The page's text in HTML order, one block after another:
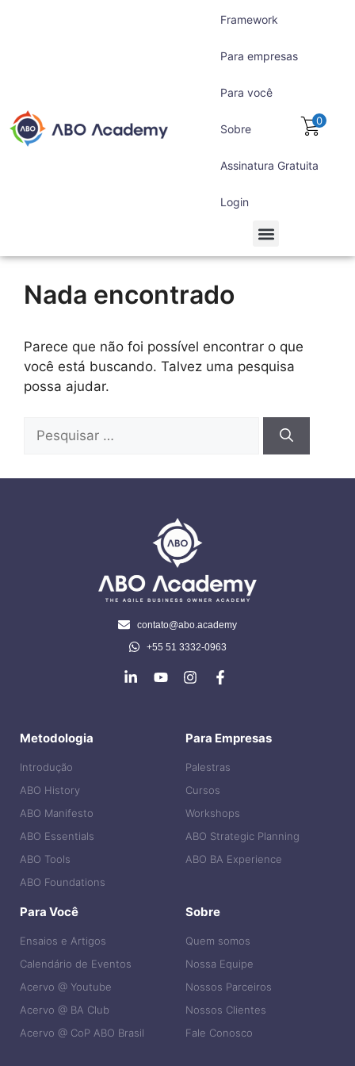
Framework
Para empresas
Para você
Sobre
Assinatura Gratuita
Login
0
Nada encontrado
Parece que não foi possível encontrar o que
você está buscando. Talvez uma pesquisa
possa ajudar.
contato@abo.academy
+55 51 3332-0963
Metodologia
Introdução
ABO History
ABO Manifesto
ABO Essentials
ABO Tools
ABO Foundations
Para Empresas
Palestras
Cursos
Workshops
ABO Strategic Planning
ABO BA Experience
Para Você
Ensaios e Artigos
Calendário de Eventos
Acervo @ Youtube
Acervo @ BA Club
Acervo @ CoP ABO Brasil
Sobre
Quem somos
Nossa Equipe
Nossos Parceiros
Nossos Clientes
Fale Conosco